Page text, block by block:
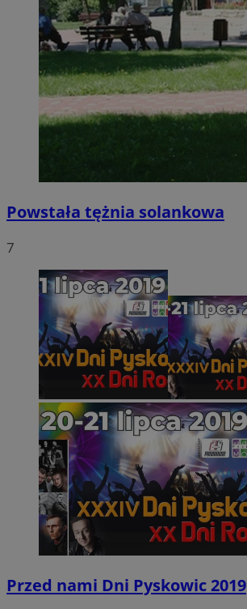
Powstała tężnia solankowa
7
Przed nami Dni Pyskowic 2019